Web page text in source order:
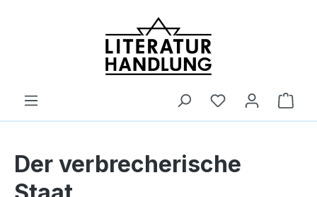
Der verbrecherische